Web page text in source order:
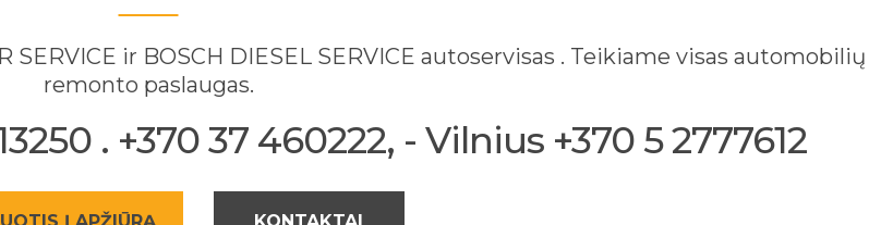
ir BOSCH DIESEL SERVICE autoservisas . Teikiame visas automobilių
remonto paslaugas.
. +370 37 460222, - Vilnius +370 5 2777612
Į APŽIŪRĄ KONTAKTAI